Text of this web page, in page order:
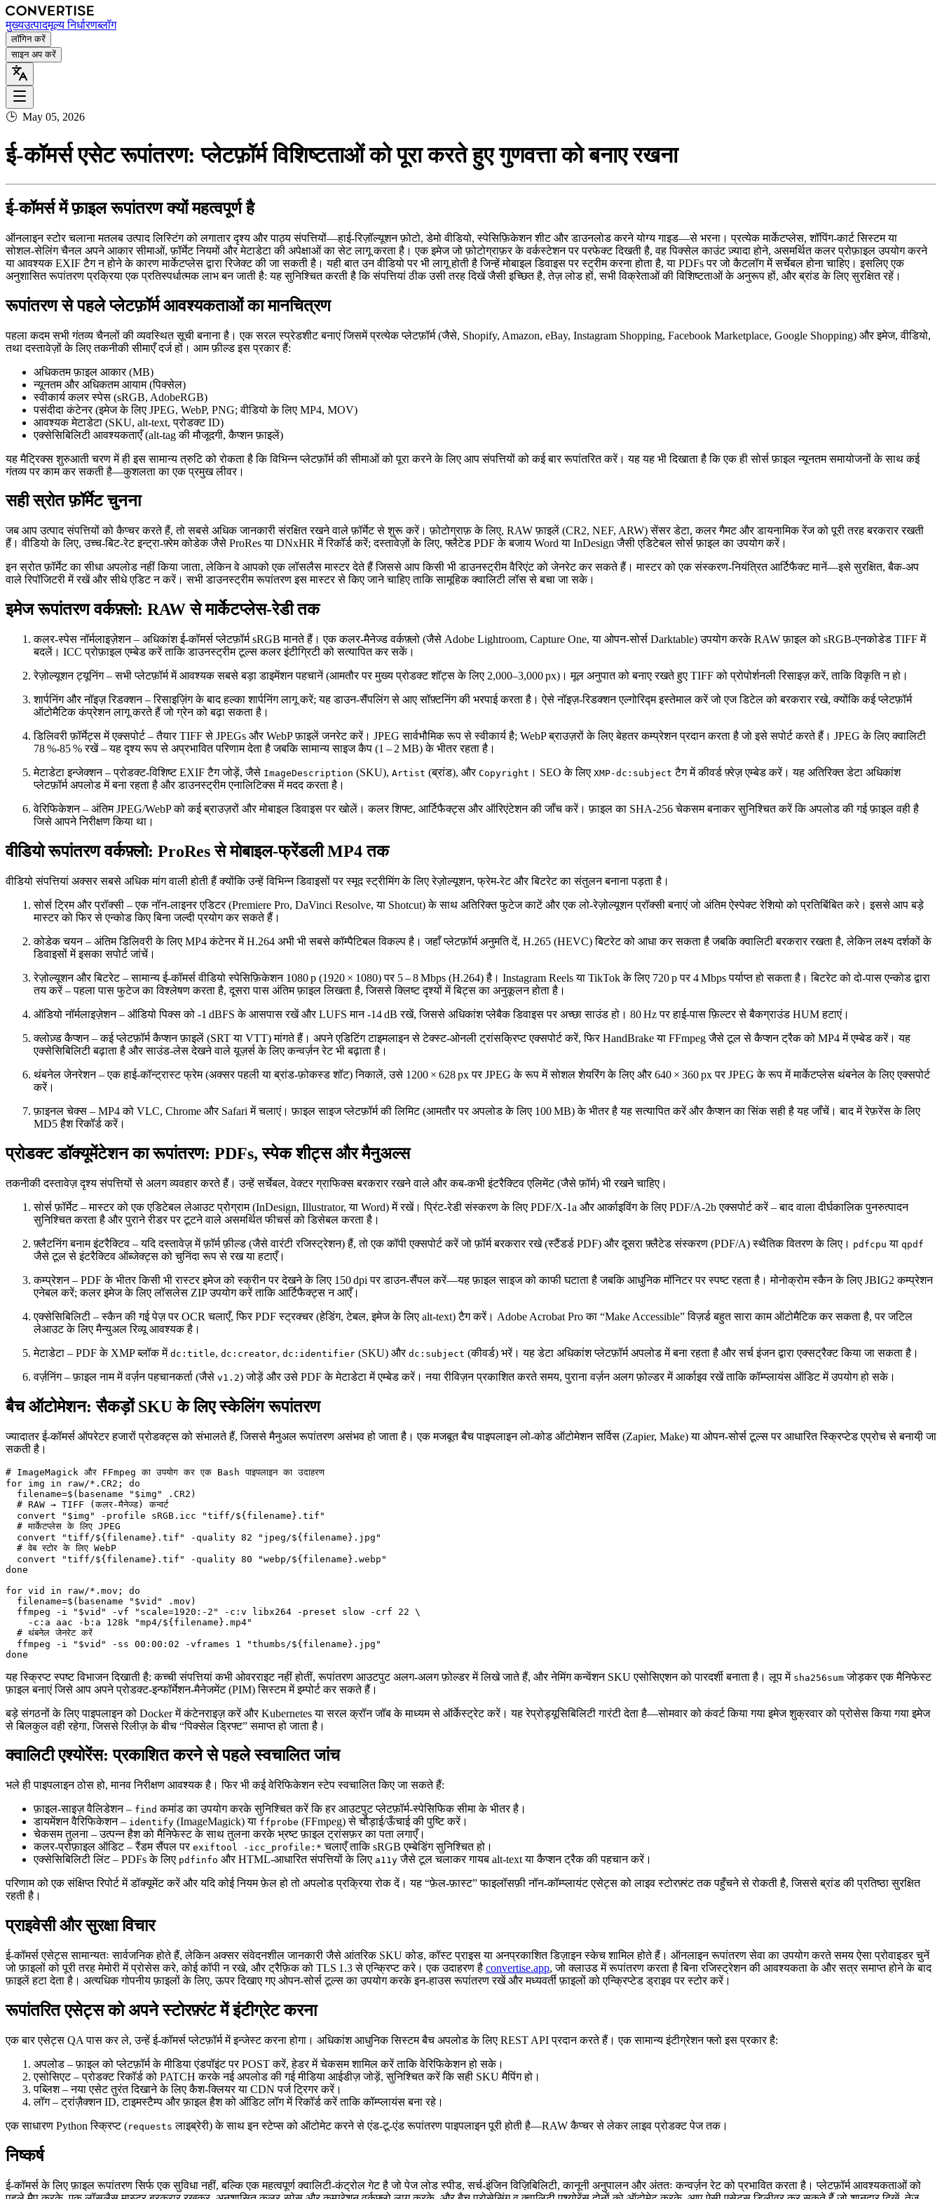
मुख्यउत्पादमूल्य निर्धारणब्लॉग
लॉगिन करें
साइन अप करें
🕒 May 05, 2026
ई‑कॉमर्स एसेट रूपांतरण: प्लेटफ़ॉर्म विशिष्टताओं को पूरा करते हुए गुणवत्ता को बनाए रखना
ई‑कॉमर्स में फ़ाइल रूपांतरण क्यों महत्वपूर्ण है
ऑनलाइन स्टोर चलाना मतलब उत्पाद लिस्टिंग को लगातार दृश्य और पाठ्य संपत्तियों—हाई‑रिज़ॉल्यूशन फ़ोटो, डेमो वीडियो, स्पेसिफ़िकेशन शीट और डाउनलोड करने योग्य गाइड—से भरना। प्रत्येक मार्केटप्लेस, शॉपिंग‑कार्ट सिस्टम या
सोशल‑सेलिंग चैनल अपने आकार सीमाओं, फ़ॉर्मेट नियमों और मेटाडेटा की अपेक्षाओं का सेट लागू करता है। एक इमेज जो फ़ोटोग्राफ़र के वर्कस्टेशन पर परफेक्ट दिखती है, वह पिक्सेल काउंट ज़्यादा होने, असमर्थित कलर प्रोफ़ाइल उपयोग करने
या आवश्यक EXIF टैग न होने के कारण मार्केटप्लेस द्वारा रिजेक्ट की जा सकती है। यही बात उन वीडियो पर भी लागू होती है जिन्हें मोबाइल डिवाइस पर स्ट्रीम करना होता है, या PDFs पर जो कैटलॉग में सर्चेबल होना चाहिए। इसलिए एक
अनुशासित रूपांतरण प्रक्रिया एक प्रतिस्पर्धात्मक लाभ बन जाती है: यह सुनिश्चित करती है कि संपत्तियां ठीक उसी तरह दिखें जैसी इच्छित है, तेज़ लोड हों, सभी विक्रेताओं की विशिष्टताओं के अनुरूप हों, और ब्रांड के लिए सुरक्षित रहें।
रूपांतरण से पहले प्लेटफ़ॉर्म आवश्यकताओं का मानचित्रण
पहला कदम सभी गंतव्य चैनलों की व्यवस्थित सूची बनाना है। एक सरल स्प्रेडशीट बनाएं जिसमें प्रत्येक प्लेटफ़ॉर्म (जैसे, Shopify, Amazon, eBay, Instagram Shopping, Facebook Marketplace, Google Shopping) और इमेज, वीडियो,
तथा दस्तावेज़ों के लिए तकनीकी सीमाएँ दर्ज हों। आम फ़ील्ड इस प्रकार हैं:
अधिकतम फ़ाइल आकार (MB)
न्यूनतम और अधिकतम आयाम (पिक्सेल)
स्वीकार्य कलर स्पेस (sRGB, AdobeRGB)
पसंदीदा कंटेनर (इमेज के लिए JPEG, WebP, PNG; वीडियो के लिए MP4, MOV)
आवश्यक मेटाडेटा (SKU, alt‑text, प्रोडक्ट ID)
एक्सेसिबिलिटी आवश्यकताएँ (alt‑tag की मौजूदगी, कैप्शन फ़ाइलें)
यह मैट्रिक्स शुरुआती चरण में ही इस सामान्य त्रुटि को रोकता है कि विभिन्न प्लेटफ़ॉर्म की सीमाओं को पूरा करने के लिए आप संपत्तियों को कई बार रूपांतरित करें। यह यह भी दिखाता है कि एक ही सोर्स फ़ाइल न्यूनतम समायोजनों के साथ कई
गंतव्य पर काम कर सकती है—कुशलता का एक प्रमुख लीवर।
सही स्रोत फ़ॉर्मेट चुनना
जब आप उत्पाद संपत्तियों को कैप्चर करते हैं, तो सबसे अधिक जानकारी संरक्षित रखने वाले फ़ॉर्मेट से शुरू करें। फ़ोटोग्राफ़ के लिए, RAW फ़ाइलें (CR2, NEF, ARW) सेंसर डेटा, कलर गैमट और डायनामिक रेंज को पूरी तरह बरकरार रखती
हैं। वीडियो के लिए, उच्च‑बिट‑रेट इन्ट्रा‑फ़्रेम कोडेक जैसे ProRes या DNxHR में रिकॉर्ड करें; दस्तावेज़ों के लिए, फ्लैटेड PDF के बजाय Word या InDesign जैसी एडिटेबल सोर्स फ़ाइल का उपयोग करें।
इन स्रोत फ़ॉर्मेट का सीधा अपलोड नहीं किया जाता, लेकिन वे आपको एक लॉसलैस मास्टर देते हैं जिससे आप किसी भी डाउनस्ट्रीम वैरिएंट को जेनरेट कर सकते हैं। मास्टर को एक संस्करण‑नियंत्रित आर्टिफैक्ट मानें—इसे सुरक्षित, बैक‑अप
वाले रिपॉजिटरी में रखें और सीधे एडिट न करें। सभी डाउनस्ट्रीम रूपांतरण इस मास्टर से किए जाने चाहिए ताकि सामूहिक क्वालिटी लॉस से बचा जा सके।
इमेज रूपांतरण वर्कफ़्लो: RAW से मार्केटप्लेस‑रेडी तक
कलर‑स्पेस नॉर्मलाइज़ेशन– अधिकांश ई‑कॉमर्स प्लेटफ़ॉर्म sRGB मानते हैं। एक कलर‑मैनेज्ड वर्कफ़्लो (जैसे Adobe Lightroom, Capture One, या ओपन‑सोर्स Darktable) उपयोग करके RAW फ़ाइल को sRGB‑एनकोडेड TIFF में
बदलें। ICC प्रोफ़ाइल एम्बेड करें ताकि डाउनस्ट्रीम टूल्स कलर इंटीग्रिटी को सत्यापित कर सकें।
रेज़ोल्यूशन ट्यूनिंग– सभी प्लेटफ़ॉर्म में आवश्यक सबसे बड़ा डाइमेंशन पहचानें (आमतौर पर मुख्य प्रोडक्ट शॉट्स के लिए 2,000–3,000 px)। मूल अनुपात को बनाए रखते हुए TIFF को प्रोपोर्शनली रिसाइज़ करें, ताकि विकृति न हो।
शार्पनिंग और नॉइज़ रिडक्शन– रिसाइज़िंग के बाद हल्का शार्पनिंग लागू करें; यह डाउन‑सैंपलिंग से आए सॉफ़्टनिंग की भरपाई करता है। ऐसे नॉइज़‑रिडक्शन एल्गोरिद्म इस्तेमाल करें जो एज डिटेल को बरकरार रखे, क्योंकि कई प्लेटफ़ॉर्म
ऑटोमैटिक कंप्रेशन लागू करते हैं जो ग्रेन को बढ़ा सकता है।
डिलिवरी फ़ॉर्मेट्स में एक्सपोर्ट– तैयार TIFF से JPEGs और WebP फ़ाइलें जनरेट करें। JPEG सार्वभौमिक रूप से स्वीकार्य है; WebP ब्राउज़रों के लिए बेहतर कम्प्रेशन प्रदान करता है जो इसे सपोर्ट करते हैं। JPEG के लिए क्वालिटी
78 %‑85 % रखें – यह दृश्य रूप से अप्रभावित परिणाम देता है जबकि सामान्य साइज कैप (1 – 2 MB) के भीतर रहता है।
मेटाडेटा इन्जेक्शन– प्रोडक्ट‑विशिष्ट EXIF टैग जोड़ें, जैसे ImageDescription (SKU), Artist (ब्रांड), और Copyright । SEO के लिए XMP-dc:subject टैग में कीवर्ड फ़्रेज़ एम्बेड करें। यह अतिरिक्त डेटा अधिकांश
प्लेटफ़ॉर्म अपलोड में बना रहता है और डाउनस्ट्रीम एनालिटिक्स में मदद करता है।
वेरिफिकेशन– अंतिम JPEG/WebP को कई ब्राउज़रों और मोबाइल डिवाइस पर खोलें। कलर शिफ्ट, आर्टिफैक्ट्स और ऑरिएंटेशन की जाँच करें। फ़ाइल का SHA‑256 चेकसम बनाकर सुनिश्चित करें कि अपलोड की गई फ़ाइल वही है
जिसे आपने निरीक्षण किया था।
वीडियो रूपांतरण वर्कफ़्लो: ProRes से मोबाइल‑फ्रेंडली MP4 तक
वीडियो संपत्तियां अक्सर सबसे अधिक मांग वाली होती हैं क्योंकि उन्हें विभिन्न डिवाइसों पर स्मूद स्ट्रीमिंग के लिए रेज़ोल्यूशन, फ्रेम‑रेट और बिटरेट का संतुलन बनाना पड़ता है।
सोर्स ट्रिम और प्रॉक्सी – एक नॉन‑लाइनर एडिटर (Premiere Pro, DaVinci Resolve, या Shotcut) के साथ अतिरिक्त फुटेज काटें और एक लो‑रेज़ोल्यूशन प्रॉक्सी बनाएं जो अंतिम ऐस्पेक्ट रेशियो को प्रतिबिंबित करे। इससे आप बड़े
मास्टर को फिर से एन्कोड किए बिना जल्दी प्रयोग कर सकते हैं।
कोडेक चयन– अंतिम डिलिवरी के लिए MP4 कंटेनर में H.264 अभी भी सबसे कॉम्पैटिबल विकल्प है। जहाँ प्लेटफ़ॉर्म अनुमति दें, H.265 (HEVC) बिटरेट को आधा कर सकता है जबकि क्वालिटी बरकरार रखता है, लेकिन लक्ष्य दर्शकों के
डिवाइसों में इसका सपोर्ट जांचें।
रेज़ोल्यूशन और बिटरेट– सामान्य ई‑कॉमर्स वीडियो स्पेसिफ़िकेशन 1080 p (1920 × 1080) पर 5 – 8 Mbps (H.264) है। Instagram Reels या TikTok के लिए 720 p पर 4 Mbps पर्याप्त हो सकता है। बिटरेट को दो‑पास एन्कोड द्वारा
तय करें – पहला पास फुटेज का विश्लेषण करता है, दूसरा पास अंतिम फ़ाइल लिखता है, जिससे क्लिष्ट दृश्यों में बिट्स का अनुकूलन होता है।
ऑडियो नॉर्मलाइज़ेशन– ऑडियो पिक्स को ‑1 dBFS के आसपास रखें और LUFS मान ‑14 dB रखें, जिससे अधिकांश प्लेबैक डिवाइस पर अच्छा साउंड हो। 80 Hz पर हाई‑पास फ़िल्टर से बैकग्राउंड HUM हटाएं।
क्लोज़्ड कैप्शन– कई प्लेटफ़ॉर्म कैप्शन फ़ाइलें (SRT या VTT) मांगते हैं। अपने एडिटिंग टाइमलाइन से टेक्स्ट‑ओनली ट्रांसक्रिप्ट एक्सपोर्ट करें, फिर HandBrake या FFmpeg जैसे टूल से कैप्शन ट्रैक को MP4 में एम्बेड करें। यह
एक्सेसिबिलिटी बढ़ाता है और साउंड‑लेस देखने वाले यूज़र्स के लिए कन्वर्ज़न रेट भी बढ़ाता है।
थंबनेल जेनरेशन– एक हाई‑कॉन्ट्रास्ट फ्रेम (अक्सर पहली या ब्रांड‑फ़ोकस्ड शॉट) निकालें, उसे 1200 × 628 px पर JPEG के रूप में सोशल शेयरिंग के लिए और 640 × 360 px पर JPEG के रूप में मार्केटप्लेस थंबनेल के लिए एक्सपोर्ट
करें।
फ़ाइनल चेक्स – MP4 को VLC, Chrome और Safari में चलाएं। फ़ाइल साइज प्लेटफ़ॉर्म की लिमिट (आमतौर पर अपलोड के लिए 100 MB) के भीतर है यह सत्यापित करें और कैप्शन का सिंक सही है यह जाँचें। बाद में रेफ़रेंस के लिए
MD5 हैश रिकॉर्ड करें।
प्रोडक्ट डॉक्यूमेंटेशन का रूपांतरण: PDFs, स्पेक शीट्स और मैनुअल्स
तकनीकी दस्तावेज़ दृश्य संपत्तियों से अलग व्यवहार करते हैं। उन्हें सर्चेबल, वेक्टर ग्राफिक्स बरकरार रखने वाले और कब‑कभी इंटरैक्टिव एलिमेंट (जैसे फ़ॉर्म) भी रखने चाहिए।
सोर्स फ़ॉर्मेट– मास्टर को एक एडिटेबल लेआउट प्रोग्राम (InDesign, Illustrator, या Word) में रखें। प्रिंट‑रेडी संस्करण के लिए PDF/X‑1a और आर्काइविंग के लिए PDF/A‑2b एक्सपोर्ट करें – बाद वाला दीर्घकालिक पुनरुत्पादन
सुनिश्चित करता है और पुराने रीडर पर टूटने वाले असमर्थित फीचर्स को डिसेबल करता है।
फ़्लैटनिंग बनाम इंटरैक्टिव – यदि दस्तावेज़ में फ़ॉर्म फ़ील्ड (जैसे वारंटी रजिस्ट्रेशन) हैं, तो एक कॉपी एक्सपोर्ट करें जो फ़ॉर्म बरकरार रखे (स्टैंडर्ड PDF) और दूसरा फ़्लैटेड संस्करण (PDF/A) स्थैतिक वितरण के लिए। pdfcpu या qpdf
जैसे टूल से इंटरैक्टिव ऑब्जेक्ट्स को चुनिंदा रूप से रख या हटाएँ।
कम्प्रेशन– PDF के भीतर किसी भी रास्टर इमेज को स्क्रीन पर देखने के लिए 150 dpi पर डाउन‑सैंपल करें—यह फ़ाइल साइज को काफी घटाता है जबकि आधुनिक मॉनिटर पर स्पष्ट रहता है। मोनोक्रोम स्कैन के लिए JBIG2 कम्प्रेशन
एनेबल करें; कलर इमेज के लिए लॉसलेस ZIP उपयोग करें ताकि आर्टिफैक्ट्स न आएँ।
एक्सेसिबिलिटी – स्कैन की गई पेज़ पर OCR चलाएँ, फिर PDF स्ट्रक्चर (हेडिंग, टेबल, इमेज के लिए alt‑text) टैग करें। Adobe Acrobat Pro का “Make Accessible” विज़र्ड बहुत सारा काम ऑटोमैटिक कर सकता है, पर जटिल
लेआउट के लिए मैन्युअल रिव्यू आवश्यक है।
मेटाडेटा – PDF के XMP ब्लॉक में dc:title, dc:creator, dc:identifier (SKU) और dc:subject (कीवर्ड) भरें। यह डेटा अधिकांश प्लेटफ़ॉर्म अपलोड में बना रहता है और सर्च इंजन द्वारा एक्सट्रैक्ट किया जा सकता है।
वर्ज़निंग– फ़ाइल नाम में वर्ज़न पहचानकर्ता (जैसे v1.2) जोड़ें और उसे PDF के मेटाडेटा में एम्बेड करें। नया रीविज़न प्रकाशित करते समय, पुराना वर्ज़न अलग फ़ोल्डर में आर्काइव रखें ताकि कॉम्प्लायंस ऑडिट में उपयोग हो सके।
बैच ऑटोमेशन: सैकड़ों SKU के लिए स्केलिंग रूपांतरण
ज्यादातर ई‑कॉमर्स ऑपरेटर हजारों प्रोडक्ट्स को संभालते हैं, जिससे मैनुअल रूपांतरण असंभव हो जाता है। एक मजबूत बैच पाइपलाइन लो‑कोड ऑटोमेशन सर्विस (Zapier, Make) या ओपन‑सोर्स टूल्स पर आधारित स्क्रिप्टेड एप्रोच से बनायी़ जा
सकती है।
# ImageMagick और FFmpeg का उपयोग कर एक Bash पाइपलाइन का उदाहरण
for img in raw/*.CR2; do
  filename=$(basename "$img" .CR2)
  # RAW → TIFF (कलर‑मैनेज्ड) कन्वर्ट
  convert "$img" -profile sRGB.icc "tiff/${filename}.tif"
  # मार्केटप्लेस के लिए JPEG
  convert "tiff/${filename}.tif" -quality 82 "jpeg/${filename}.jpg"
  # वेब स्टोर के लिए WebP
  convert "tiff/${filename}.tif" -quality 80 "webp/${filename}.webp"
done
for vid in raw/*.mov; do
  filename=$(basename "$vid" .mov)
  ffmpeg -i "$vid" -vf "scale=1920:-2" -c:v libx264 -preset slow -crf 22 \
    -c:a aac -b:a 128k "mp4/${filename}.mp4"
  # थंबनेल जेनरेट करें
  ffmpeg -i "$vid" -ss 00:00:02 -vframes 1 "thumbs/${filename}.jpg"
यह स्क्रिप्ट स्पष्ट विभाजन दिखाती है: कच्ची संपत्तियां कभी ओवरराइट नहीं होतीं, रूपांतरण आउटपुट अलग‑अलग फ़ोल्डर में लिखे जाते हैं, और नेमिंग कन्वेंशन SKU एसोसिएशन को पारदर्शी बनाता है। लूप में sha256sum जोड़कर एक मैनिफेस्ट
फ़ाइल बनाएं जिसे आप अपने प्रोडक्ट‑इन्फॉर्मेशन‑मैनेजमेंट (PIM) सिस्टम में इम्पोर्ट कर सकते हैं।
बड़े संगठनों के लिए पाइपलाइन को Docker में कंटेनराइज़ करें और Kubernetes या सरल क्रॉन जॉब के माध्यम से ऑर्केस्ट्रेट करें। यह रेप्रोड्यूसिबिलिटी गारंटी देता है—सोमवार को कंवर्ट किया गया इमेज शुक्रवार को प्रोसेस किया गया इमेज
से बिलकुल वही रहेगा, जिससे रिलीज़ के बीच “पिक्सेल ड्रिफ्ट” समाप्त हो जाता है।
क्वालिटी एश्योरेंस: प्रकाशित करने से पहले स्वचालित जांच
भले ही पाइपलाइन ठोस हो, मानव निरीक्षण आवश्यक है। फिर भी कई वेरिफिकेशन स्टेप स्वचालित किए जा सकते हैं:
फ़ाइल‑साइज़ वैलिडेशन– find कमांड का उपयोग करके सुनिश्चित करें कि हर आउटपुट प्लेटफ़ॉर्म‑स्पेसिफिक सीमा के भीतर है।
डायमेंशन वैरिफिकेशन– identify (ImageMagick) या ffprobe (FFmpeg) से चौड़ाई/ऊँचाई की पुष्टि करें।
चेकसम तुलना – उत्पन्न हैश को मैनिफेस्ट के साथ तुलना करके भ्रष्ट फ़ाइल ट्रांसफ़र का पता लगाएँ।
कलर‑प्रोफ़ाइल ऑडिट– रैंडम सैंपल पर exiftool -icc_profile:* चलाएँ ताकि sRGB एम्बेडिंग सुनिश्चित हो।
एक्सेसिबिलिटी लिंट– PDFs के लिए pdfinfo और HTML‑आधारित संपत्तियों के लिए a11y जैसे टूल चलाकर गायब alt‑text या कैप्शन ट्रैक की पहचान करें।
परिणाम को एक संक्षिप्त रिपोर्ट में डॉक्यूमेंट करें और यदि कोई नियम फ़ेल हो तो अपलोड प्रक्रिया रोक दें। यह “फ़ेल‑फ़ास्ट” फाइलॉसफ़ी नॉन‑कॉम्प्लायंट एसेट्स को लाइव स्टोरफ़्रंट तक पहुँचने से रोकती है, जिससे ब्रांड की प्रतिष्ठा सुरक्षित
रहती है।
प्राइवेसी और सुरक्षा विचार
ई‑कॉमर्स एसेट्स सामान्यतः सार्वजनिक होते हैं, लेकिन अक्सर संवेदनशील जानकारी जैसे आंतरिक SKU कोड, कॉस्ट प्राइस या अनप्रकाशित डिज़ाइन स्केच शामिल होते हैं। ऑनलाइन रूपांतरण सेवा का उपयोग करते समय ऐसा प्रोवाइडर चुनें
जो फ़ाइलों को पूरी तरह मेमोरी में प्रोसेस करे, कोई कॉपी न रखे, और ट्रैफ़िक को TLS 1.3 से एन्क्रिप्ट करे। एक उदाहरण है convertise.app, जो क्लाउड में रूपांतरण करता है बिना रजिस्ट्रेशन की आवश्यकता के और सत्र समाप्त होने के बाद
फ़ाइलें हटा देता है। अत्यधिक गोपनीय फ़ाइलों के लिए, ऊपर दिखाए गए ओपन‑सोर्स टूल्स का उपयोग करके इन‑हाउस रूपांतरण रखें और मध्यवर्ती फ़ाइलों को एन्क्रिप्टेड ड्राइव पर स्टोर करें।
रूपांतरित एसेट्स को अपने स्टोरफ़्रंट में इंटीग्रेट करना
एक बार एसेट्स QA पास कर ले, उन्हें ई‑कॉमर्स प्लेटफ़ॉर्म में इन्जेस्ट करना होगा। अधिकांश आधुनिक सिस्टम बैच अपलोड के लिए REST API प्रदान करते हैं। एक सामान्य इंटीग्रेशन फ्लो इस प्रकार है:
अपलोड – फ़ाइल को प्लेटफ़ॉर्म के मीडिया एंडपॉइंट पर POST करें, हेडर में चेकसम शामिल करें ताकि वेरिफिकेशन हो सके।
एसोसिएट– प्रोडक्ट रिकॉर्ड को PATCH करके नई अपलोड की गई मीडिया आईडीज़ जोड़ें, सुनिश्चित करें कि सही SKU मैपिंग हो।
पब्लिश– नया एसेट तुरंत दिखाने के लिए कैश‑क्लियर या CDN पर्ज ट्रिगर करें।
लॉग– ट्रांज़ैक्शन ID, टाइमस्टैम्प और फ़ाइल हैश को ऑडिट लॉग में रिकॉर्ड करें ताकि कॉम्प्लायंस बना रहे।
एक साधारण Python स्क्रिप्ट (requests लाइब्रेरी) के साथ इन स्टेप्स को ऑटोमेट करने से एंड‑टू‑एंड रूपांतरण पाइपलाइन पूरी होती है—RAW कैप्चर से लेकर लाइव प्रोडक्ट पेज तक।
निष्कर्ष
ई‑कॉमर्स के लिए फ़ाइल रूपांतरण सिर्फ एक सुविधा नहीं, बल्कि एक महत्वपूर्ण क्वालिटी‑कंट्रोल गेट है जो पेज लोड स्पीड, सर्च‑इंजिन विज़िबिलिटी, कानूनी अनुपालन और अंततः कन्वर्ज़न रेट को प्रभावित करता है। प्लेटफ़ॉर्म आवश्यकताओं को